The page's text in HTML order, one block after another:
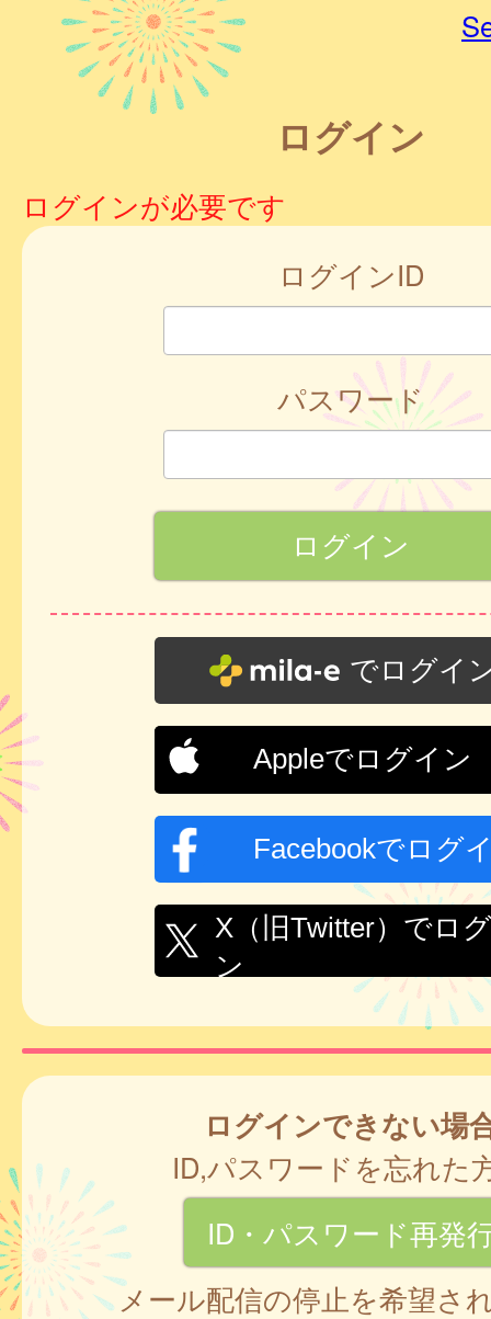
ログイン
ログインが必要です
ログインID
パスワード
でログイ
Appleでログイン
Facebookでログ
X（旧Twitter）でロ
ン
ログインできない場
ID,パスワードを忘れた
ID・パスワード再発
メール配信の停止を希望さ